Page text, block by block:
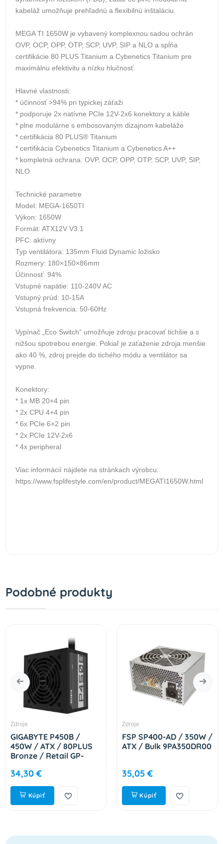
kabeláž umožňuje prehľadnú a flexibilnú inštaláciu.
MEGA TI 1650W je vybavený komplexnou sadou ochrán
OVP, OCP, OPP, OTP, SCP, UVP, SIP a NLO a spĺňa
certifikácie 80 PLUS Titanium a Cybenetics Titanium pre
maximálnu efektivitu a nízku hlučnosť.
Hlavné vlastnosti:
* účinnosť >94% pri typickej záťaži
* podporuje 2x natívne PCIe 12V-2x6 konektory a káble
* plne modulárne s embosovaným dizajnom kabeláže
* certifikácia 80 PLUS® Titanium
* certifikácia Cybenetics Titanium a Cybenetics A++
* kompletná ochrana: OVP, OCP, OPP, OTP, SCP, UVP, SIP,
NLO
Technické parametre
Model: MEGA-1650TI
Výkon: 1650W
Formát: ATX12V V3.1
PFC: aktívny
Typ ventilátora: 135mm Fluid Dynamic ložisko
Rozmery: 180×150×86mm
Účinnosť: 94%
Vstupné napätie: 110-240V AC
Vstupný prúd: 10-15A
Vstupná frekvencia: 50-60Hz
Vypínač „Eco Switch“ umožňuje zdroju pracovať tichšie a s
nižšou spotrebou energie. Pokiaľ je zaťaženie zdroja menšie
ako 40 %, zdroj prejde do tichého módu a ventilátor sa
vypne.
Konektory:
* 1x MB 20+4 pin
* 2x CPU 4+4 pin
* 6x PCIe 6+2 pin
* 2x PCIe 12V-2x6
* 4x peripheral
Viac informácií nájdete na stránkach výrobcu:
https://www.fsplifestyle.com/en/product/MEGATI1650W.html
Podobné produkty
Zdroje
GIGABYTE P450B /
450W / ATX / 80PLUS
Bronze / Retail GP-
34,30 €
Kúpiť
Zdroje
FSP SP400-AD / 350W /
ATX / Bulk 9PA350DR00
35,05 €
Kúpiť